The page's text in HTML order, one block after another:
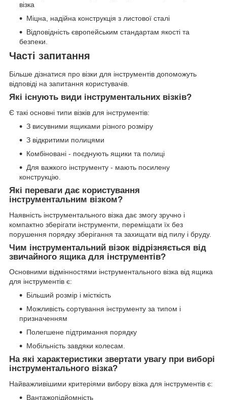
візка
Міцна, надійна конструкція з листової сталі
Відповідність європейським стандартам якості та
безпеки.
Часті запитання
Більше дізнатися про візки для інструментів допоможуть
відповіді на запитання користувачів.
Які існують види інструментальних візків?
Є такі основні типи візків для інструментів:
З висувними ящиками різного розміру
З відкритими полицями
Комбіновані - поєднують ящики та полиці
Для важкого інструменту - мають посилену
конструкцію.
Які переваги дає користування
інструментальним візком?
Наявність інструментального візка дає змогу зручно і
компактно зберігати інструменти, переміщати їх без
порушення порядку зберігання та захищати від пилу і бруду.
Чим інструментальний візок відрізняється від
звичайного ящика для інструментів?
Основними відмінностями інструментального візка від ящика
для інструментів є:
Більший розмір і місткість
Можливість сортування інструменту за типом і
призначенням
Полегшене підтримання порядку
Мобільність завдяки колесам.
На які характеристики звертати увагу при виборі
інструментального візка?
Найважливішими критеріями вибору візка для інструментів є:
Вантажопідйомність